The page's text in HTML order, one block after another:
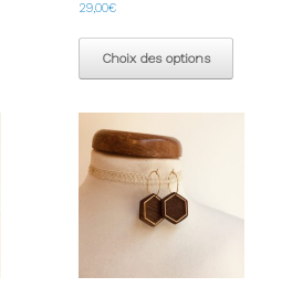
29,00€
Choix des options
a